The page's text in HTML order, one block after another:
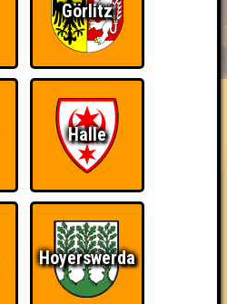
RESERVIERUNG
ÜBER UNS
den 3. Platz
erreicht ~
Görlitz
Halle
Hoyerswerda